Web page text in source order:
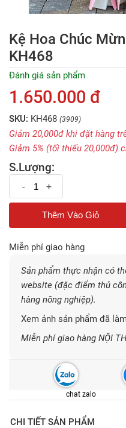
Kệ Hoa Chúc
KH468
Đánh giá sản phẩm
1.650.000 đ
SKU: KH468 (3909)
Giảm 20,000đ khi đặt hàng
Giảm 5% (tối thiếu 20,000đ)
S.Lượng:
- +
Miễn phí giao hàng
Sản phẩm thực nhận có
website (đặc điểm thủ
hàng nông nghiệp).
Xem ảnh sản phẩm đã
Miễn phí giao hàng NỘI
chat zalo
CHI TIẾT SẢN PHẨM